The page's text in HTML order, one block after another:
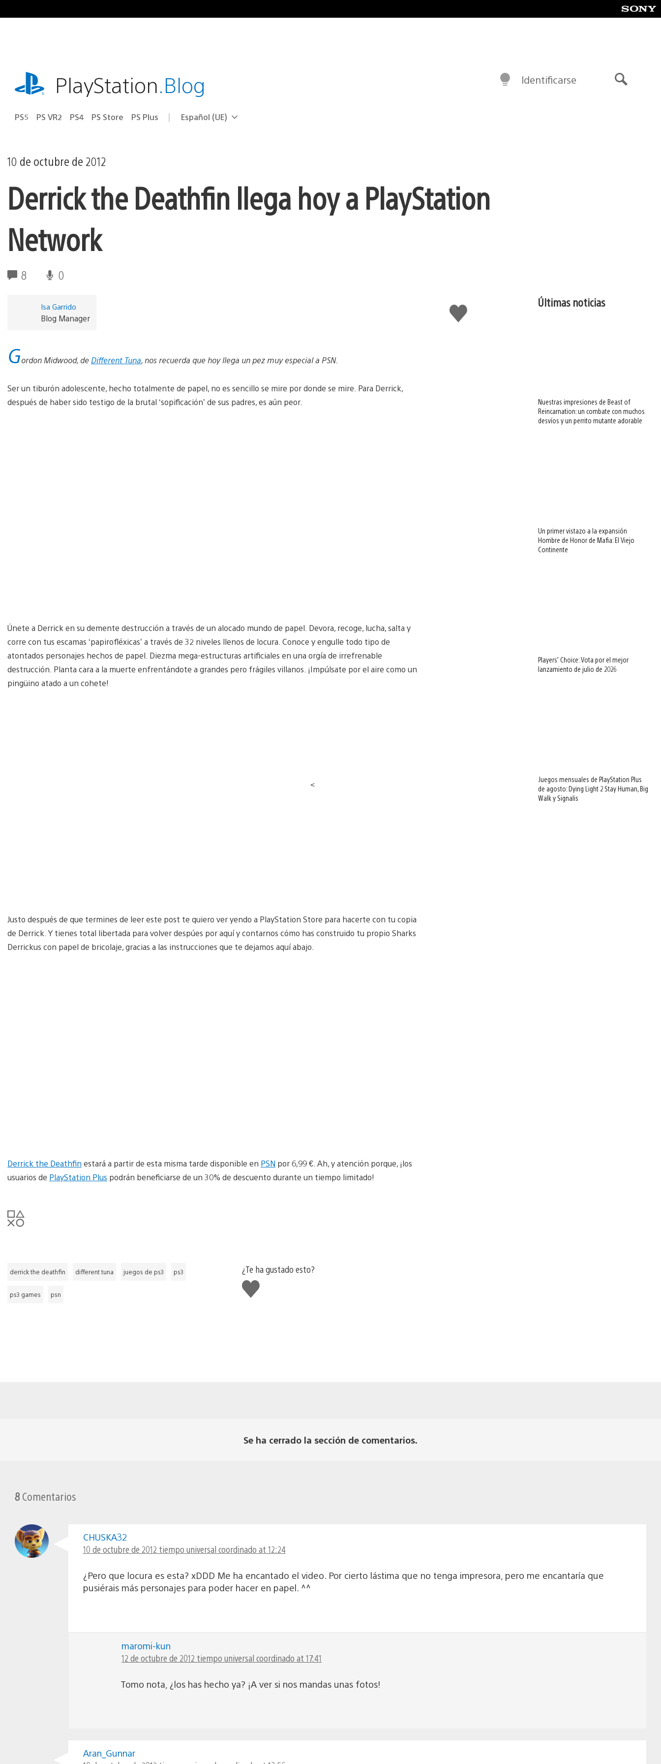
al
playstation.comPlayStation.Blog
PS5 PS VR2 PS4 PS Store PS Plus Selecciona
Región
Español (UE)
Identificarse
10 de octubre de 2012
Derrick the Deathfin llega hoy a PlayStation
Network
8 0
Me
gusta
Isa Garrido
Blog Manager
Gordon Midwood, de Different Tuna, nos recuerda que hoy llega un pez muy especial a PSN.
Ser un tiburón adolescente, hecho totalmente de papel, no es sencillo se mire por donde se mire. Para Derrick,
después de haber sido testigo de la brutal ‘sopificación’ de sus padres, es aún peor.
Únete a Derrick en su demente destrucción a través de un alocado mundo de papel. Devora, recoge, lucha, salta y
corre con tus escamas ‘papirofléxicas’ a través de 32 niveles llenos de locura. Conoce y engulle todo tipo de
atontados personajes hechos de papel. Diezma mega-estructuras artificiales en una orgía de irrefrenable
destrucción. Planta cara a la muerte enfrentándote a grandes pero frágiles villanos. ¡Impúlsate por el aire como un
pingüino atado a un cohete!
<
Justo después de que termines de leer este post te quiero ver yendo a PlayStation Store para hacerte con tu copia
de Derrick. Y tienes total libertada para volver despúes por aquí y contarnos cómo has construido tu propio Sharks
Derrickus con papel de bricolaje, gracias a las instrucciones que te dejamos aquí abajo.
Derrick the Deathfin estará a partir de esta misma tarde disponible en PSN por 6,99 €. Ah, y atención porque, ¡los
usuarios de PlayStation Plus podrán beneficiarse de un 30% de descuento durante un tiempo limitado!
derrick the deathfin different tuna juegos de ps3 ps3
ps3 games psn
¿Te ha gustado esto?
Me
gusta
Últimas noticias
Nuestras impresiones de Beast of
Reincarnation: un combate con muchos
desvíos y un perrito mutante adorable
Un primer vistazo a la expansión
Hombre de Honor de Mafia: El Viejo
Continente
Players’ Choice: Vota por el mejor
lanzamiento de julio de 2026
Juegos mensuales de PlayStation Plus
de agosto: Dying Light 2 Stay Human, Big
Walk y Signalis
Se ha cerrado la sección de comentarios.
8 Comentarios
CHUSKA32
10 de octubre de 2012 tiempo universal coordinado at 12:24
¿Pero que locura es esta? xDDD Me ha encantado el video. Por cierto lástima que no tenga impresora, pero me encantaría que
pusiérais más personajes para poder hacer en papel. ^^
maromi-kun
12 de octubre de 2012 tiempo universal coordinado at 17:41
Tomo nota, ¿los has hecho ya? ¡A ver si nos mandas unas fotos!
Aran_Gunnar